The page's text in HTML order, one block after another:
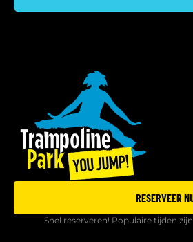
RESERVEER
Snel reserveren! Populaire tijden